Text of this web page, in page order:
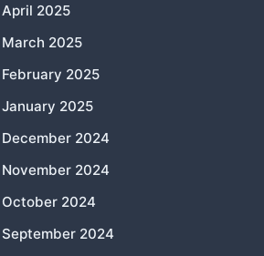
April 2025
March 2025
February 2025
January 2025
December 2024
November 2024
October 2024
September 2024